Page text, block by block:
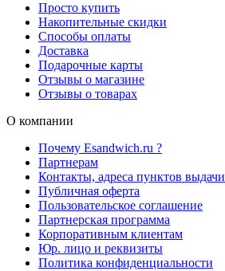
Просто купить
Накопительные скидки
Способы оплаты
Доставка
Подарочные карты
Отзывы о магазине
Отзывы о товарах
О компании
Почему Esandwich.ru ?
Партнерам
Контакты, адреса пунктов выдачи
Публичная оферта
Пользовательское соглашение
Партнерская программа
Корпоративным клиентам
Юр. лицо и реквизиты
Политика конфиденциальности